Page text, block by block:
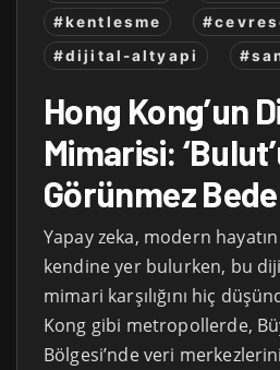
#kentlesme
#dijital-altyapi
Hong Kong’un
Mimarisi:
Görünmez
Yapay zeka, modern
kendine yer bulurken, bu
mimari karşılığını hiç
Kong gibi metropollerde,
Bölgesi’nde veri